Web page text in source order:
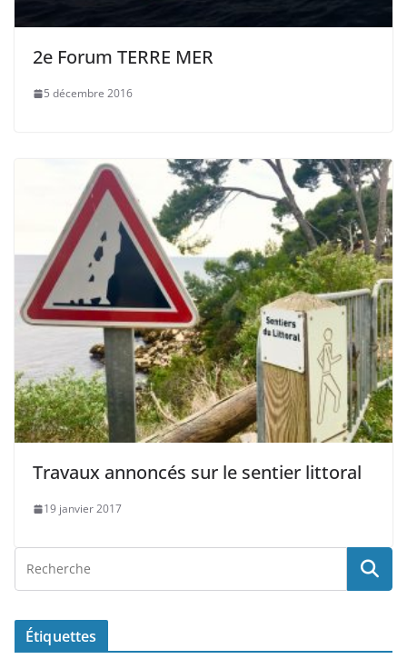
2e Forum TERRE MER
5 décembre 2016
Travaux annoncés sur le sentier littoral
19 janvier 2017
Étiquettes